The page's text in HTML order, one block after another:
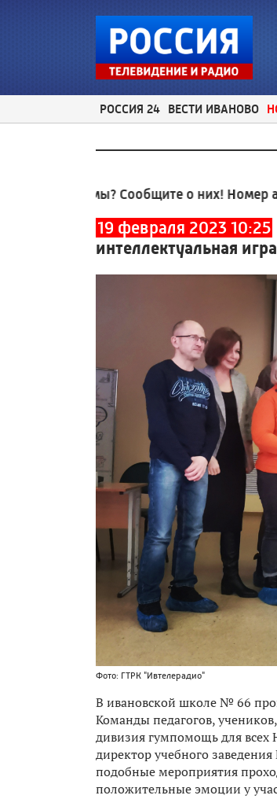
РОССИЯ 24 ВЕСТИ ИВАНОВО
Сообщите о них! Номер
19 февраля 2023 10:25
интеллектуальная
Фото: ГТРК "Ивтелерадио"
В ивановской школе № 66
Команды педагогов,
дивизия гумпомощь для
директор учебного
подобные мероприятия
положительные эмоции у